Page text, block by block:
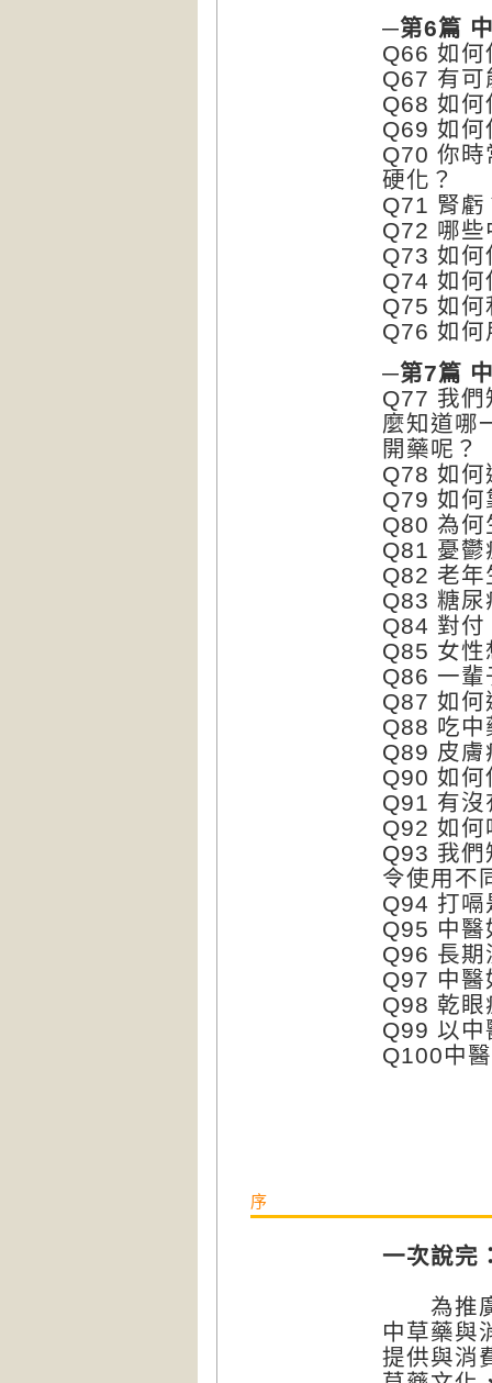
─第6篇
Q66 如何
Q67 有可
Q68 如何
Q69 如何
Q70 你時
硬化？
Q71 腎虧
Q72 哪些
Q73 如何
Q74 如何
Q75 如何
Q76 如何
─第7篇
Q77 我們
麼知道哪
開藥呢？
Q78 如何
Q79 如何
Q80 為何
Q81 憂鬱
Q82 老年
Q83 糖尿
Q84 對付
Q85 女性
Q86 一輩
Q87 如何
Q88 吃中
Q89 皮膚
Q90 如何
Q91 有沒
Q92 如何
Q93 我們
令使用不
Q94 打嗝
Q95 中醫
Q96 長期
Q97 中醫
Q98 乾眼
Q99 以中
Q100中
序
一次說完
為推廣
中草藥與
提供與消